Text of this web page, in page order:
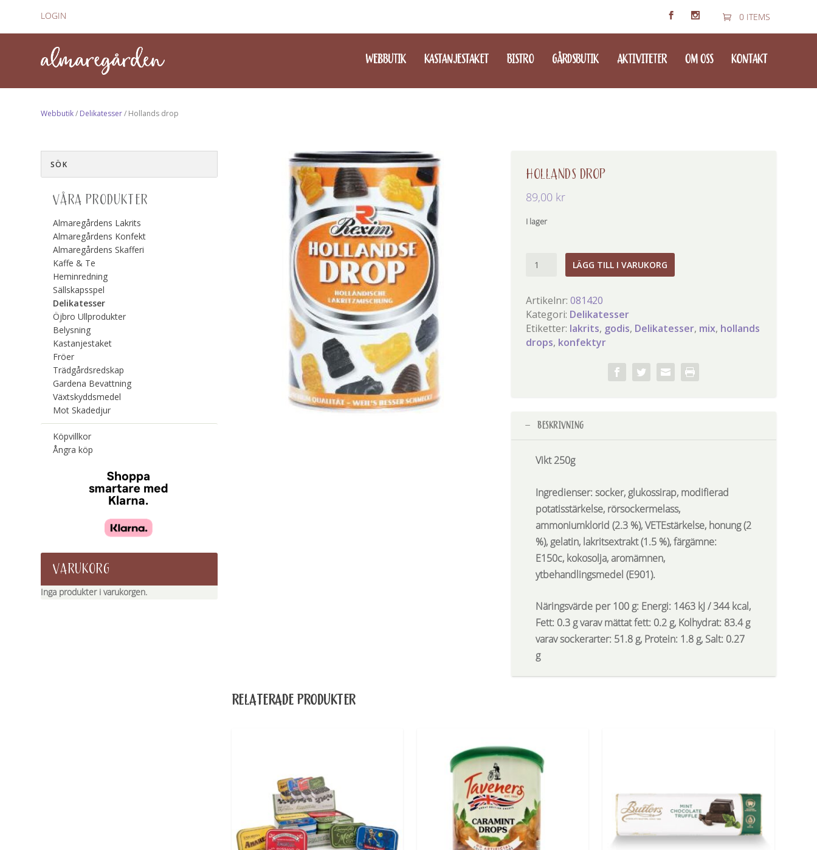
LOGIN 0 ITEMS
WEBBUTIK KASTANJESTAKET BISTRO GÅRDSBUTIK AKTIVITETER OM OSS KONTAKT
Webbutik/ Delikatesser/ Hollands drop
HOLLANDS DROP
89,00 kr
I lager
Hollands
LÄGG TILL I VARUKORG
Artikelnr:081420
Kategori: Delikatesser
Etiketter: lakrits, godis, Delikatesser, mix, hollands
drops, konfektyr
BESKRIVNING
Vikt 250g
Ingredienser: socker, glukossirap, modifierad
potatisstärkelse, rörsockermelass,
ammoniumklorid (2.3 %),VETEstärkelse, honung (2
%), gelatin, lakritsextrakt (1.5 %), färgämne:
E150c, kokosolja, aromämnen,
ytbehandlingsmedel (E901).
Näringsvärde per 100 g: Energi: 1463 kJ / 344 kcal,
Fett: 0.3 g varav mättat fett: 0.2 g, Kolhydrat: 83.4 g
varav sockerarter: 51.8 g, Protein: 1.8 g, Salt: 0.27
g
RELATERADE PRODUKTER
VÅRA PRODUKTER
Almaregårdens Lakrits
Almaregårdens Konfekt
Almaregårdens Skafferi
Kaffe & Te
Heminredning
Sällskapsspel
Delikatesser
Öjbro Ullprodukter
Belysning
Kastanjestaket
Fröer
Trädgårdsredskap
Gardena Bevattning
Växtskyddsmedel
Mot Skadedjur
Köpvillkor
Ångra köp
VARUKORG
Inga produkter i varukorgen.